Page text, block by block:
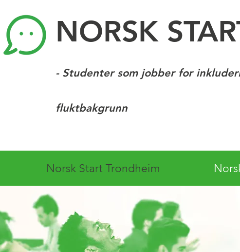
NORSK
- Studenter som jobber for
fluktbakgrunn
Norsk Start Trondheim